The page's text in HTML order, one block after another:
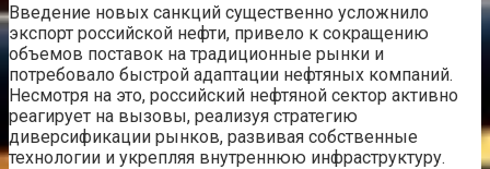
Введение новых санкций существенно усложнило
экспорт российской нефти, привело к сокращению
объемов поставок на традиционные рынки и
потребовало быстрой адаптации нефтяных компаний.
Несмотря на это, российский нефтяной сектор активно
реагирует на вызовы, реализуя стратегию
диверсификации рынков, развивая собственные
технологии и укрепляя внутреннюю инфраструктуру.